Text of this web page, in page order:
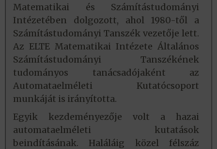
Matematikai és Számítástudományi
Intézetében dolgozott, ahol 1980-től a
Számítástudományi Tanszék vezetője lett.
Az ELTE Matematikai Intézete Általános
Számítástudományi Tanszékének
tudományos tanácsadójaként az
Automataelméleti Kutatócsoport
munkáját is irányította.
Egyik kezdeményezője volt a hazai
automataelméleti kutatások
beindításának. Haláláig közel félszáz